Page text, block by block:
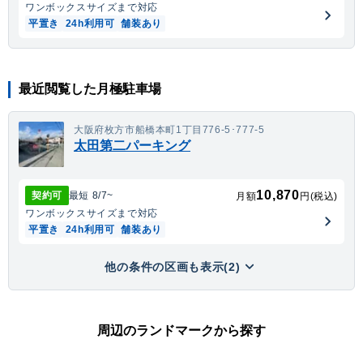
ワンボックス サイズまで対応
平置き
24h利用可 舗装あり
最近閲覧した月極駐車場
大阪府枚方市船橋本町1丁目776-5･777-5
太田第二パーキング
契約可 最短 8/7~ 月額10,870円(税込)
ワンボックス サイズまで対応
平置き
24h利用可 舗装あり
他の条件の区画も表示(2)
周辺のランドマークから探す